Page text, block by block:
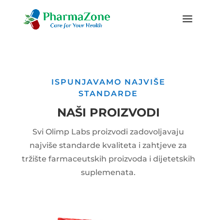
ISPUNJAVAMO NAJVIŠE
STANDARDE
NAŠI PROIZVODI
Svi Olimp Labs proizvodi zadovoljavaju
najviše standarde kvaliteta i zahtjeve za
tržište farmaceutskih proizvoda i dijetetskih
suplemenata.